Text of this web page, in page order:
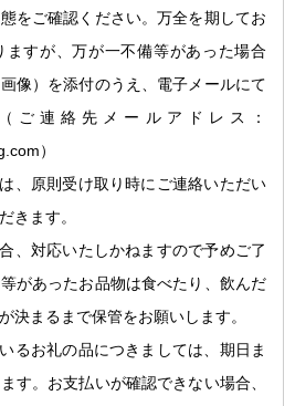
をご確認ください。万全を期してお
すが、万が一不備等があった場合
像）を添付のうえ、電子メールにて
（ご連絡先メールアドレス：
）
、原則受け取り時にご連絡いただい
きます。
、対応いたしかねますので予めご了
があったお品物は食べたり、飲んだ
決まるまで保管をお願いします。
るお礼の品につきましては、期日ま
す。お支払いが確認できない場合、